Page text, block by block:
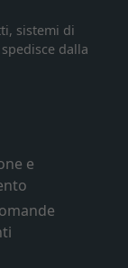
sistemi di
dalla
e